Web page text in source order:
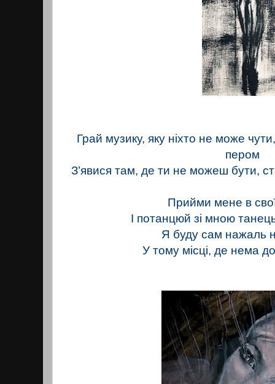
Грай музику, яку ніхто не може
пером
З’явися там, де ти не можеш бути,
Прийми мене в
І потанцюй зі мною
Я буду сам нажаль
У тому місці, де нема